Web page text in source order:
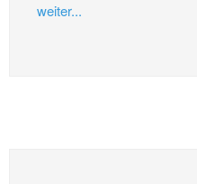
weiter...